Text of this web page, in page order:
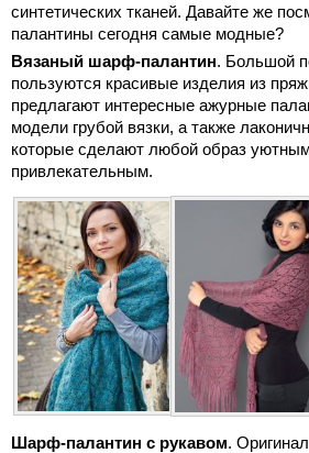
синтетических тканей. Давайте же
палантины сегодня самые модные?
Вязаный шарф-палантин. Большой
пользуются красивые изделия из
предлагают интересные ажурные
модели грубой вязки, а также
которые сделают любой образ
привлекательным.
Шарф-палантин с рукавом.